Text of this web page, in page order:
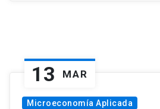
13 MAR
Microeconomía Aplicada